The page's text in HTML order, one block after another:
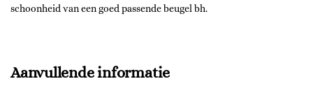
schoonheid van een goed passende beugel bh.
Aanvullende informatie